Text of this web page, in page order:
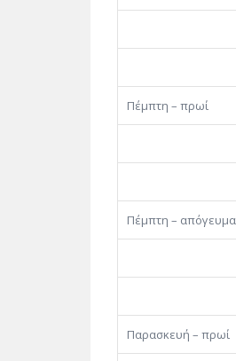
Πέμπτη – πρωί
Πέμπτη – απόγευμα
Παρασκευή – πρωί